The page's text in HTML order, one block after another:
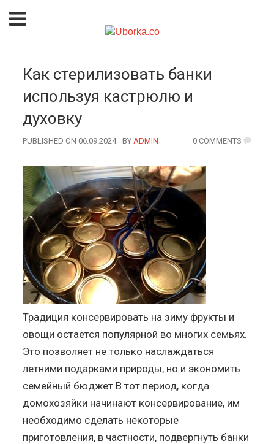
Как стерилизовать банки
используя кастрюлю и
духовку
PUBLISHED ON 06.09.2024 BY AUTHOR
ADMIN 0 COMMENTS
Традиция консервировать на зиму фрукты и
овощи остаётся популярной во многих семьях.
Это позволяет не только наслаждаться
летними подарками природы, но и экономить
семейный бюджет.В тот период, когда
домохозяйки начинают консервирование, им
необходимо сделать некоторые
приготовления, в частности, подвергнуть банки